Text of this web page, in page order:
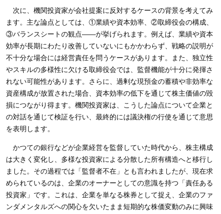
次に、機関投資家が会社提案に反対するケースの背景を考えてみ
ます。主な論点としては、 ①業績や資本効率、 ②取締役会の構成、
③バランスシートの観点――が挙げられます。例えば、業績や資本
効率が長期にわたり改善していないにもかかわらず、戦略の説明が
不十分な場合には経営責任を問うケースがあります。また、独立性
やスキルの多様性に欠ける取締役会では、監督機能が十分に発揮さ
れない可能性があります。さらに、過剰な現預金の蓄積や非効率な
資産構成が放置された場合、資本効率の低下を通じて株主価値の毀
損につながり得ます。機関投資家は、こうした論点について企業と
の対話を通じて検証を行い、最終的には議決権の行使を通じて意思
を表明します。
かつての銀行などが企業経営を監督していた時代から、株主構成
は大きく変化し、多様な投資家による分散した所有構造へと移行し
ました。その過程では「監督者不在」とも言われましたが、現在求
められているのは、企業のオーナーとしての意識を持つ「責任ある
投資家」です。これは、企業を単なる株券として捉え、企業のファ
ンダメンタルズへの関心を欠いたまま短期的な株価変動のみに興味